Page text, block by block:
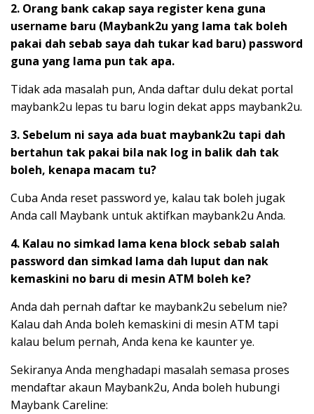
2. Orang bank cakap saya register kena guna
username baru (Maybank2u yang lama tak boleh
pakai dah sebab saya dah tukar kad baru) password
guna yang lama pun tak apa.
Tidak ada masalah pun, Anda daftar dulu dekat portal
maybank2u lepas tu baru login dekat apps maybank2u.
3. Sebelum ni saya ada buat maybank2u tapi dah
bertahun tak pakai bila nak log in balik dah tak
boleh, kenapa macam tu?
Cuba Anda reset password ye, kalau tak boleh jugak
Anda call Maybank untuk aktifkan maybank2u Anda.
4. Kalau no simkad lama kena block sebab salah
password dan simkad lama dah luput dan nak
kemaskini no baru di mesin ATM boleh ke?
Anda dah pernah daftar ke maybank2u sebelum nie?
Kalau dah Anda boleh kemaskini di mesin ATM tapi
kalau belum pernah, Anda kena ke kaunter ye.
Sekiranya Anda menghadapi masalah semasa proses
mendaftar akaun Maybank2u, Anda boleh hubungi
Maybank Careline: